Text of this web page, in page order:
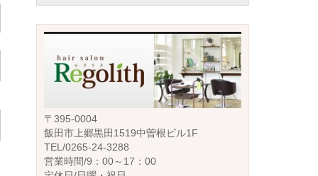
〒395-0004
飯田市上郷黒田1519中曽根ビル1F
TEL/0265-24-3288
営業時間/9：00～17：00